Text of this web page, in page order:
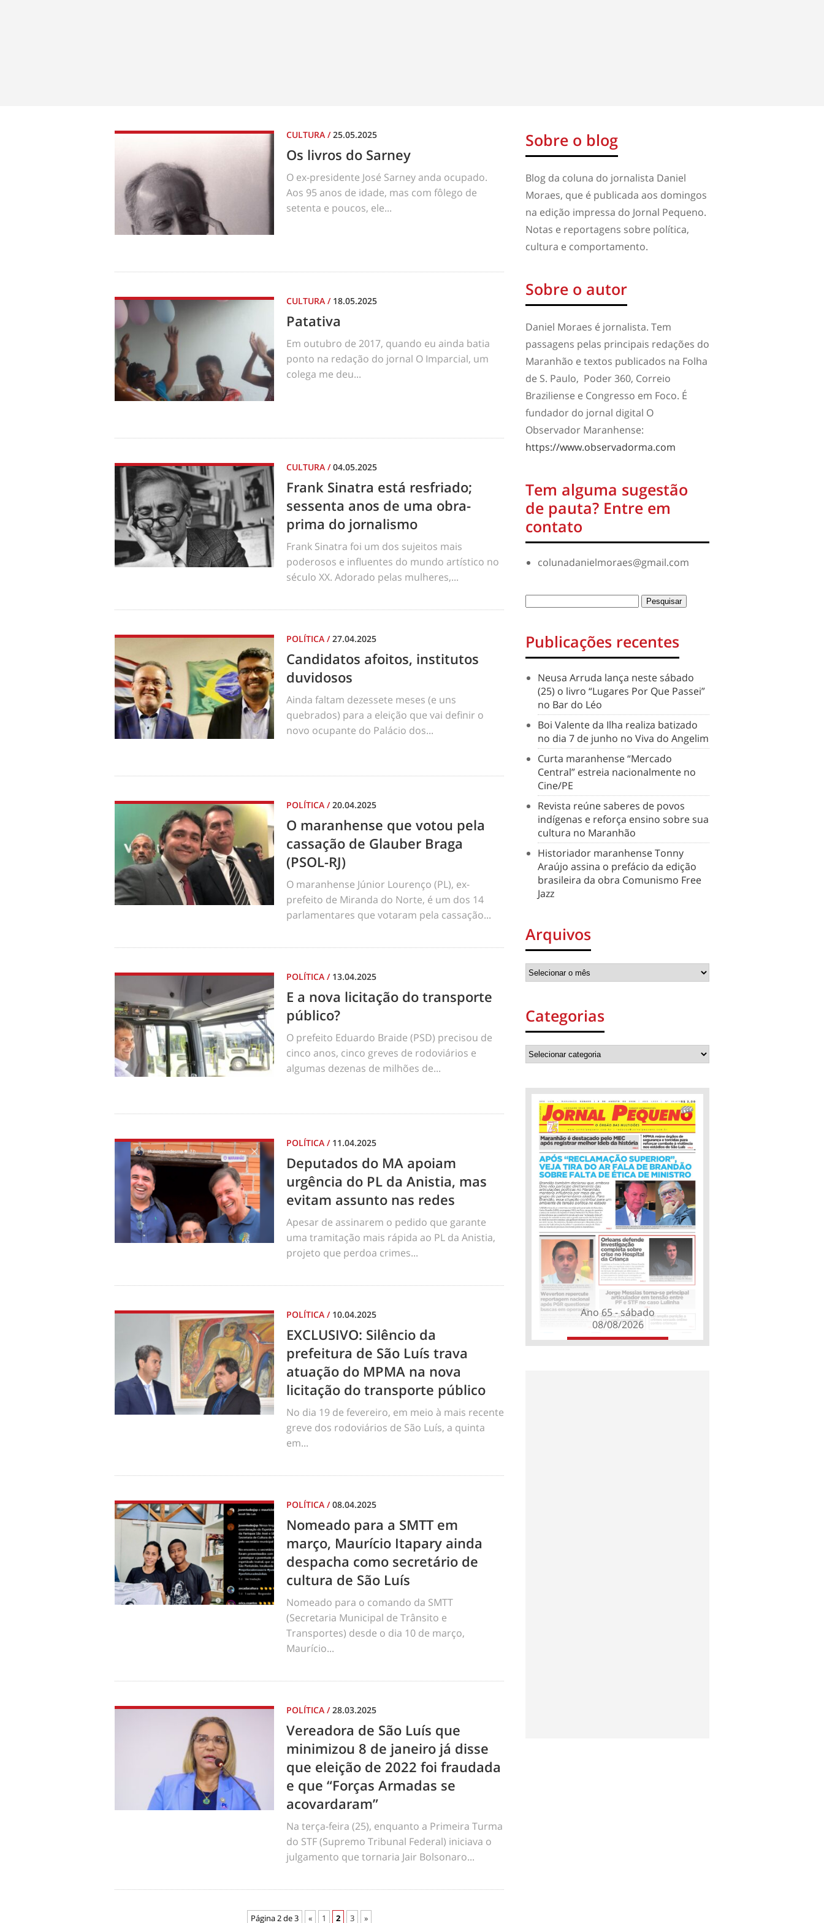
CULTURA /25.05.2025
Os livros do Sarney
O ex-presidente José Sarney anda ocupado.
Aos 95 anos de idade, mas com fôlego de
setenta e poucos, ele...
CULTURA / 18.05.2025
Patativa
Em outubro de 2017, quando eu ainda batia
ponto na redação do jornal O Imparcial, um
colega me deu...
CULTURA /04.05.2025
Frank Sinatra está resfriado;
sessenta anos de uma obra-
prima do jornalismo
Frank Sinatra foi um dos sujeitos mais
poderosos e influentes do mundo artístico no
século XX. Adorado pelas mulheres,...
POLÍTICA /27.04.2025
Candidatos afoitos, institutos
duvidosos
Ainda faltam dezessete meses (e uns
quebrados) para a eleição que vai definir o
novo ocupante do Palácio dos...
POLÍTICA /20.04.2025
O maranhense que votou pela
cassação de Glauber Braga
(PSOL-RJ)
O maranhense Júnior Lourenço (PL), ex-
prefeito de Miranda do Norte, é um dos 14
parlamentares que votaram pela cassação...
POLÍTICA / 13.04.2025
E a nova licitação do transporte
público?
O prefeito Eduardo Braide (PSD) precisou de
cinco anos, cinco greves de rodoviários e
algumas dezenas de milhões de...
POLÍTICA / 11.04.2025
Deputados do MA apoiam
urgência do PL da Anistia, mas
evitam assunto nas redes
Apesar de assinarem o pedido que garante
uma tramitação mais rápida ao PL da Anistia,
projeto que perdoa crimes...
POLÍTICA / 10.04.2025
EXCLUSIVO: Silêncio da
prefeitura de São Luís trava
atuação do MPMA na nova
licitação do transporte público
No dia 19 de fevereiro, em meio à mais recente
greve dos rodoviários de São Luís, a quinta
em...
POLÍTICA /08.04.2025
Nomeado para a SMTT em
março, Maurício Itapary ainda
despacha como secretário de
cultura de São Luís
Nomeado para o comando da SMTT
(Secretaria Municipal de Trânsito e
Transportes) desde o dia 10 de março,
Maurício...
POLÍTICA /28.03.2025
Vereadora de São Luís que
minimizou 8 de janeiro já disse
que eleição de 2022 foi fraudada
e que “Forças Armadas se
acovardaram”
Na terça-feira (25), enquanto a Primeira Turma
do STF (Supremo Tribunal Federal) iniciava o
julgamento que tornaria Jair Bolsonaro...
Página 2 de 3 « 1 2 3 »
Sobre o blog
Blog da coluna do jornalista Daniel
Moraes, que é publicada aos domingos
na edição impressa do Jornal Pequeno.
Notas e reportagens sobre política,
cultura e comportamento.
Sobre o autor
Daniel Moraes é jornalista. Tem
passagens pelas principais redações do
Maranhão e textos publicados na Folha
de S. Paulo, Poder 360, Correio
Braziliense e Congresso em Foco. É
fundador do jornal digital O
Observador Maranhense:
https://www.observadorma.com
Tem alguma sugestão
de pauta? Entre em
contato
colunadanielmoraes@gmail.com
Publicações recentes
Neusa Arruda lança neste sábado
(25) o livro “Lugares Por Que Passei”
no Bar do Léo
Boi Valente da Ilha realiza batizado
no dia 7 de junho no Viva do Angelim
Curta maranhense “Mercado
Central” estreia nacionalmente no
Cine/PE
Revista reúne saberes de povos
indígenas e reforça ensino sobre sua
cultura no Maranhão
Historiador maranhense Tonny
Araújo assina o prefácio da edição
brasileira da obra Comunismo Free
Jazz
Arquivos
Categorias
Ano 65 - sábado
08/08/2026